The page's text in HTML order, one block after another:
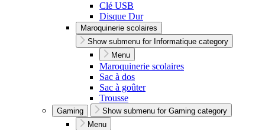
Clé USB
Disque Dur
Maroquinerie scolaires
Show submenu for Informatique category
Menu
Maroquinerie scolaires
Sac à dos
Sac à goûter
Trousse
Gaming
Show submenu for Gaming category
Menu